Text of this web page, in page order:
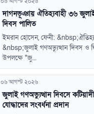
দাগনভূঞায় ঐতিহ্যবাহী ৩৬
দিবস পালিত
ইমরান হোসেন, ফেনী:
&nbsp;জুলাই গণঅভ্যুত্থান দিবস ও
উপলক্ষে "জু...
০৬ আগস্ট ২০২৬
জুলাই গণঅভ্যুত্থান দিবসে
যোদ্ধাদের সংবর্ধনা প্রদান